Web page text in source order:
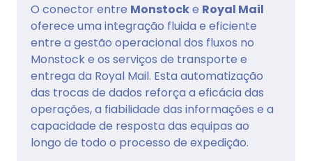
O conector entre Monstocke Royal Mail
oferece uma integração fluida e eficiente
entre a gestão operacional dos fluxos no
Monstock e os serviços de transporte e
entrega da Royal Mail. Esta automatização
das trocas de dados reforça a eficácia das
operações, a fiabilidade das informações e a
capacidade de resposta das equipas ao
longo de todo o processo de expedição.